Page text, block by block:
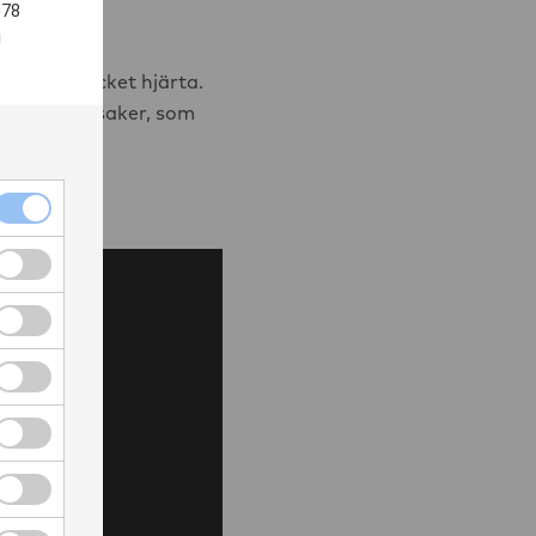
och mycket hjärta.
hitta på saker, som
cookies kryssruta
cookies kryssruta
för statistik kryssruta
för personlig anpassning kryssruta
för annonsmätning kryssruta
för personlig annonsmätning kryssruta